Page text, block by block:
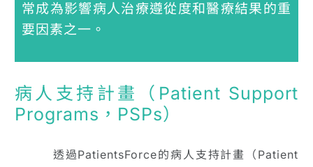
常成為影響病人治療遵從度和醫療結果的重
要因素之一。
病人支持計畫（Patient Support
Programs，PSPs）
透過PatientsForce的病人支持計畫（Patient